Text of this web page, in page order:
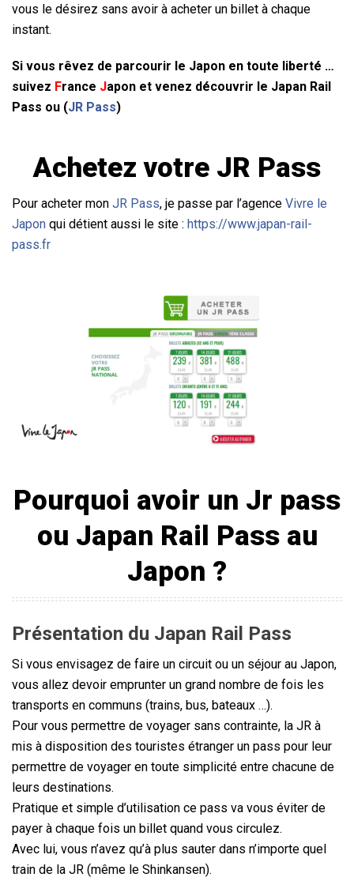
vous le désirez sans avoir à acheter un billet à chaque
instant.
Si vous rêvez de parcourir le Japon en toute liberté …
suivez France Japon et venez découvrir le Japan Rail
Pass ou (JR Pass)
Achetez votre JR Pass
Pour acheter mon JR Pass, je passe par l’agence Vivre le
Japon qui détient aussi le site : https://www.japan-rail-
pass.fr
Pourquoi avoir un Jr pass
ou Japan Rail Pass au
Japon ?
Présentation du Japan Rail Pass
Si vous envisagez de faire un circuit ou un séjour au Japon,
vous allez devoir emprunter un grand nombre de fois les
transports en communs (trains, bus, bateaux …).
Pour vous permettre de voyager sans contrainte, la JR à
mis à disposition des touristes étranger un pass pour leur
permettre de voyager en toute simplicité entre chacune de
leurs destinations.
Pratique et simple d’utilisation ce pass va vous éviter de
payer à chaque fois un billet quand vous circulez.
Avec lui, vous n’avez qu’à plus sauter dans n’importe quel
train de la JR (même le Shinkansen).